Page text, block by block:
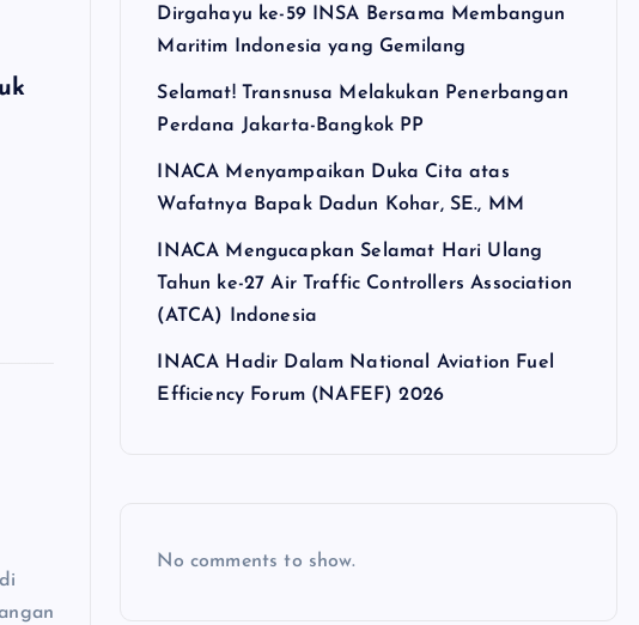
Dirgahayu ke-59 INSA Bersama Membangun
Maritim Indonesia yang Gemilang
Selamat! Transnusa Melakukan Penerbangan
Perdana Jakarta-Bangkok PP
INACA Menyampaikan Duka Cita atas
Wafatnya Bapak Dadun Kohar, SE., MM
INACA Mengucapkan Selamat Hari Ulang
Tahun ke-27 Air Traffic Controllers Association
(ATCA) Indonesia
INACA Hadir Dalam National Aviation Fuel
Efficiency Forum (NAFEF) 2026
No comments to show.